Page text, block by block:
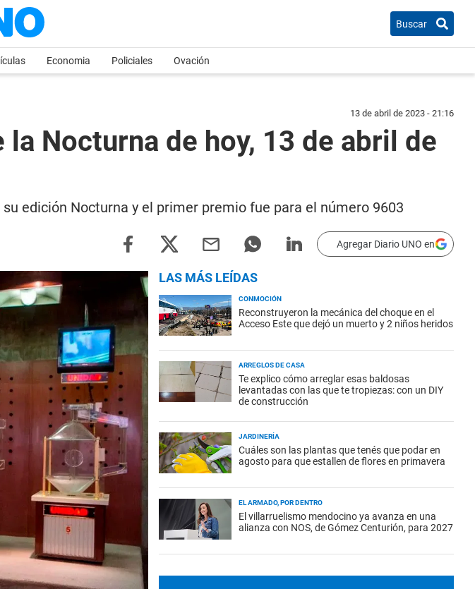
Buscar
Economia Policiales Ovación
13 de abril de 2023 - 21:16
Nocturna de hoy, 13 de abril de
edición Nocturna y el primer premio fue para el número 9603
Agregar Diario UNO en
LAS MÁS LEÍDAS
CONMOCIÓN
Reconstruyeron la mecánica del choque en el
Acceso Este que dejó un muerto y 2 niños heridos
ARREGLOS DE CASA
Te explico cómo arreglar esas baldosas
levantadas con las que te tropiezas: con un DIY
de construcción
JARDINERÍA
Cuáles son las plantas que tenés que podar en
agosto para que estallen de flores en primavera
EL ARMADO, POR DENTRO
El villarruelismo mendocino ya avanza en una
alianza con NOS, de Gómez Centurión, para 2027